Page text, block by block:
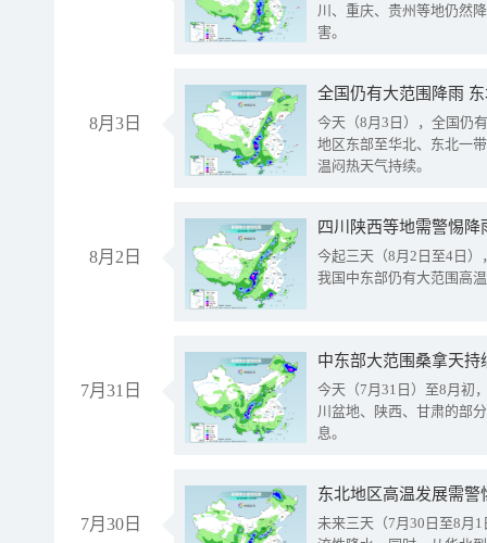
川、重庆、贵州等地仍然
害。
8月3日
全国仍有大范围降雨
今天（8月3日），全国仍
地区东部至华北、东北一
温闷热天气持续。
8月2日
今起三天（8月2日至4日
我国中东部仍有大范围高
7月31日
中东部大范围桑拿天
今天（7月31日）至8月初
川盆地、陕西、甘肃的部
息。
7月30日
东北地区高温发展需
未来三天（7月30日至8月